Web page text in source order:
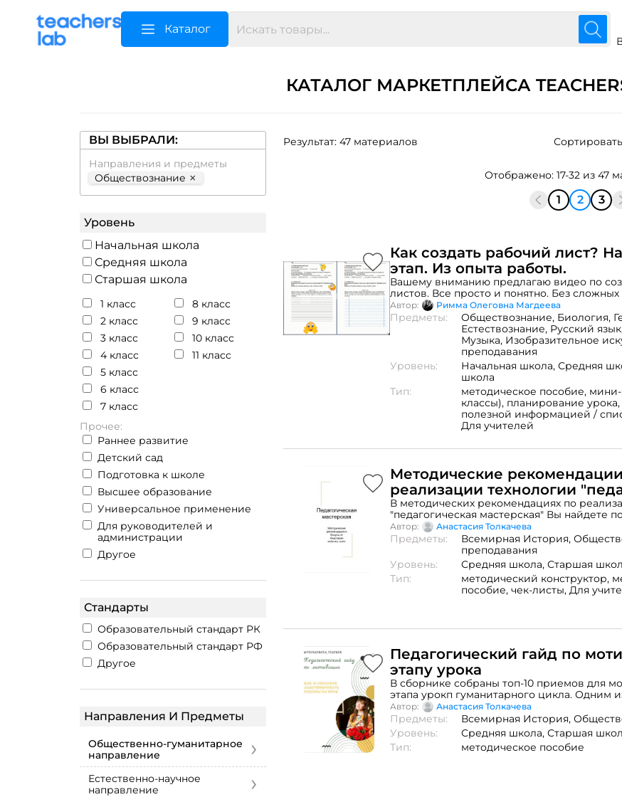
Каталог
КАТАЛОГ МАРКЕТПЛЕЙСА
ВЫ ВЫБРАЛИ:
Направления и предметы
Обществознание ×
Уровень
Начальная школа
Средняя школа
Старшая школа
1 класс
2 класс
3 класс
4 класс
5 класс
6 класс
7 класс
8 класс
9 класс
10 класс
11 класс
Прочее:
Раннее развитие
Детский сад
Подготовка к школе
Высшее образование
Универсальное применение
Для руководителей и
администрации
Другое
Стандарты
Образовательный стандарт РК
Образовательный стандарт РФ
Другое
Направления И Предметы
Общественно-гуманитарное
направление
›
Естественно-научное
направление
›
Результат: 47 материалов
Отображено: 17-32 из 47
1 2 3
Как создать рабочий лист?
этап. Из опыта работы.
Вашему вниманию предлагаю видео по
листов. Все просто и понятно. Без
и манипуляций. Все , что Вам потребуется:
года, творческое вдохновение и немного
Автор: Римма Олеговна Магдеева
Предметы: Обществознание, Биология,
Естествознание, Русский
Музыка, Изобразительное
преподавания
Уровень:
Начальная школа, Средняя
школа
Тип:
методическое пособие,
классы), планирование урока,
полезной информацией /
Для учителей
Методические
реализации технологии
мастерская"
В методических рекомендациях по
"педагогическая мастерская" Вы найдете
инструкцию по работе с данной
форматах: офлайн и онлайн, на примерах
использовать данную технологию в классе.
Автор: Анастасия Толкачева
Предметы: Всемирная История,
преподавания
Уровень:
Средняя школа, Старшая
Тип:
методический конструктор,
пособие, чек-листы, Для
Педагогический гайд по
этапу урока
В сборнике собраны топ-10 приемов для
этапа урокп гуманитарного цикла. Одним
является наличие примеров для
всеобщей истории, истории
Автор: Анастасия Толкачева
Предметы: Всемирная История,
Уровень:
Средняя школа, Старшая
Тип:
методическое пособие